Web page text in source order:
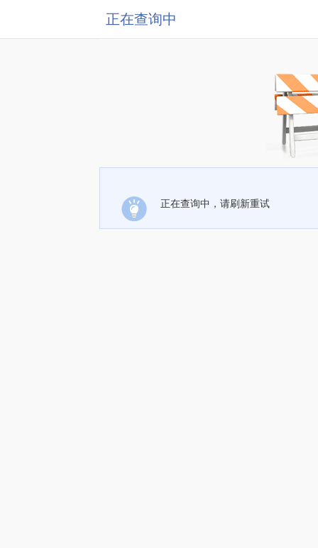
正在查询中
正在查询中，请刷新重试